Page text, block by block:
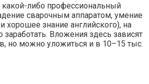
какой-либо профессиональный
сварочным аппаратом, умение
хорошее знание английского), на
Вложения здесь зависят
но можно уложиться и в 10–15 тыс.